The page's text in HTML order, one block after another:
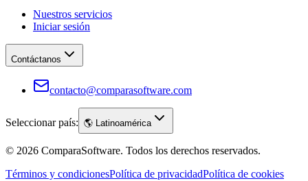
Nuestros servicios
Iniciar sesión
Contáctanos
contacto@comparasoftware.com
Seleccionar país: 🌎 Latinoamérica
© 2026 ComparaSoftware. Todos los derechos reservados.
Términos y condicionesPolítica de privacidadPolítica de cookies